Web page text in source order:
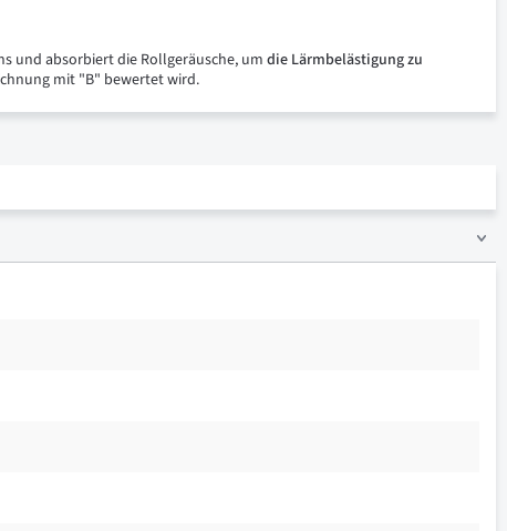
und absorbiert die Rollgeräusche, um die Lärmbelästigung zu
mit "B" bewertet wird.